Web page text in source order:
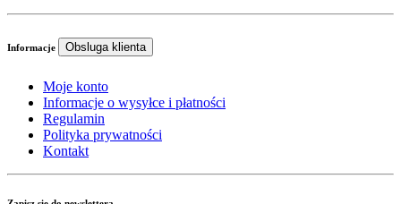
Informacje Obsluga klienta
Moje konto
Informacje o wysyłce i płatności
Regulamin
Polityka prywatności
Kontakt